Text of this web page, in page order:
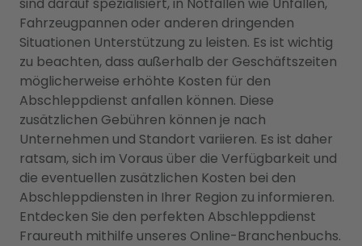
Fahrzeugpannen oder anderen dringenden
Situationen Unterstützung zu leisten. Es ist wichtig
zu beachten, dass außerhalb der Geschäftszeiten
möglicherweise erhöhte Kosten für den
Abschleppdienst anfallen können. Diese
zusätzlichen Gebühren können je nach
Unternehmen und Standort variieren. Es ist daher
ratsam, sich im Voraus über die Verfügbarkeit und
die eventuellen zusätzlichen Kosten bei den
Abschleppdiensten in Ihrer Region zu informieren.
Entdecken Sie den perfekten Abschleppdienst
Fraureuth mithilfe unseres Online-Branchenbuchs.